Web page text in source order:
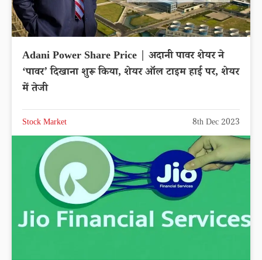
Adani Power Share Price | अदानी पावर शेयर ने
‘पावर’ दिखाना शुरू किया, शेयर ऑल टाइम हाई पर, शेयर
में तेजी
Stock Market 8th Dec 2023